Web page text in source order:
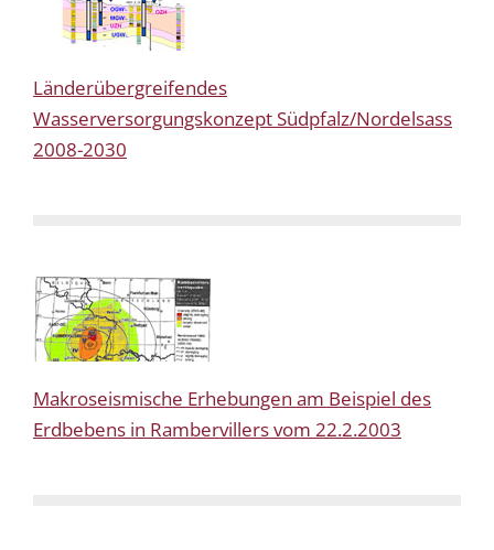
Länderübergreifendes
Wasserversorgungskonzept Südpfalz/Nordelsass
2008-2030
Makroseismische Erhebungen am Beispiel des
Erdbebens in Rambervillers vom 22.2.2003